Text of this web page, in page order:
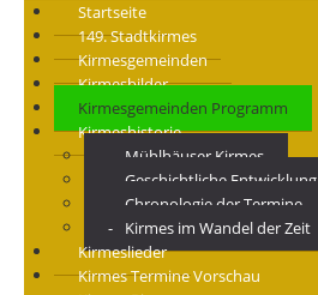
Startseite
149. Stadtkirmes
Kirmesgemeinden
Kirmesbilder
Kirmesgemeinden Programm
Kirmeshistorie
Mühlhäuser Kirmes
Geschichtliche Entwicklung
Chronologie der Termine
Kirmes im Wandel der Zeit
Kirmeslieder
Kirmes Termine Vorschau